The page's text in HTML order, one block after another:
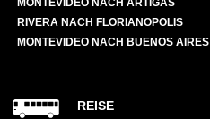
MONTEVIDEO NACH ARTIGAS
RIVERA NACH FLORIANOPOLIS
MONTEVIDEO NACH BUENOS AIRES
REISE